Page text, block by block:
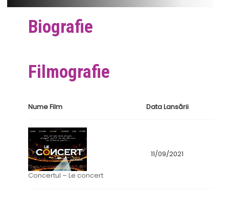
Biografie
Filmografie
Nume Film Data Lansării
Concertul – Le concert
11/09/2021